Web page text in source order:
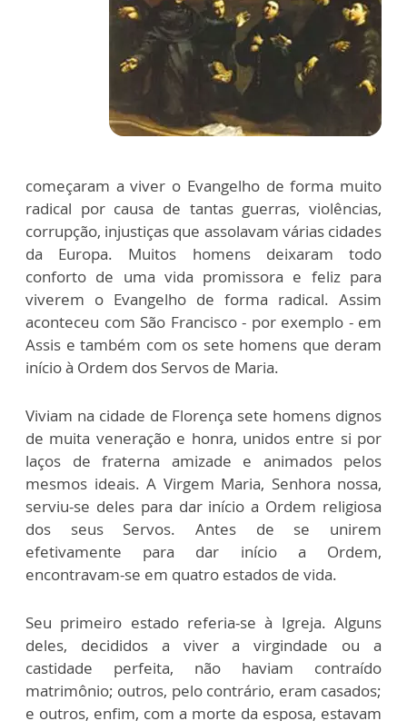
começaram a viver o Evangelho de forma muito
radical por causa de tantas guerras, violências,
corrupção, injustiças que assolavam várias cidades
da Europa. Muitos homens deixaram todo
conforto de uma vida promissora e feliz para
viverem o Evangelho de forma radical. Assim
aconteceu com São Francisco - por exemplo - em
Assis e também com os sete homens que deram
início à Ordem dos Servos de Maria.
Viviam na cidade de Florença sete homens dignos
de muita veneração e honra, unidos entre si por
laços de fraterna amizade e animados pelos
mesmos ideais. A Virgem Maria, Senhora nossa,
serviu-se deles para dar início a Ordem religiosa
dos seus Servos. Antes de se unirem
efetivamente para dar início a Ordem,
encontravam-se em quatro estados de vida.
Seu primeiro estado referia-se à Igreja. Alguns
deles, decididos a viver a virgindade ou a
castidade perfeita, não haviam contraído
matrimônio; outros, pelo contrário, eram casados;
e outros, enfim, com a morte da esposa, estavam